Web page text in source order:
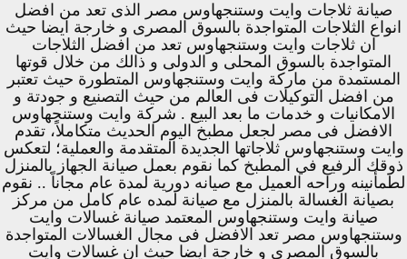
صيانة ثلاجات وايت وستنجهاوس مصر الذى تعد من افضل
انواع الثلاجات المتواجدة بالسوق المصرى و خارجة ايضا حيث
ان ثلاجات وايت وستنجهاوس تعد من افضل الثلاجات
المتواجدة بالسوق المحلى و الدولى و ذالك من خلال قوتها
المستمدة من ماركة وايت وستنجهاوس المتطورة حيث تعتبر
من افضل التوكيلات فى العالم من حيث التصنيع و جودتة و
الامكانيات و خدمات ما بعد البيع . شركة وايت وستنجهاوس
الافضل فى مصر لجعل مطبخ اليوم الحديث متكاملاً، تقدم
وايت وستنجهاوس ثلاجاتها الجديدة المتقدمة والعملية؛ لتعكس
ذوقك الرفيع في المطبخ كما نقوم بعمل صيانة الجهاز بالمنزل
لطمأنينه وراحه العميل مع صيانه دورية لمدة عام مجاناً .. نقوم
بصيانة الغسالة بالمنزل مع صيانة لمده عام كامل من مركز
صيانة وايت وستنجهاوس المعتمد صيانة غسالات وايت
وستنجهاوس مصر تعد الافضل فى مجال الغسالات المتواجدة
بالسوق المصرى و خارجة ايضا حيث ان غسالات وايت